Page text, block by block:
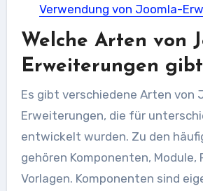
Verwendung von Joomla-
Welche Arten von
Erweiterungen
Es gibt verschiedene Arten von
Erweiterungen, die für
entwickelt wurden. Zu den
gehören Komponenten, Module,
Vorlagen. Komponenten sind